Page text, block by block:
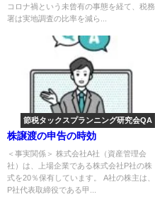
コロナ禍という未曾有の事態を経て、税務
署は実地調査の比率を減ら...
節税タックスプランニング研究会QA
株譲渡の申告の時効
＜事実関係＞ 株式会社A社（資産管理会
社）は、上場企業である株式会社P社の株
式を20％保有しています。 A社の株主は、
P社代表取締役である甲...